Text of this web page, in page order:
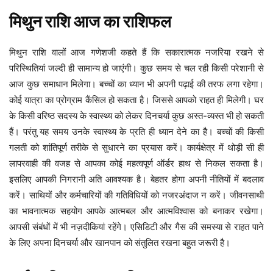
मिथुनराशिआजकाराशिफल
मिथुन राशि वालों आज गणेशजी कहते हैं कि सकारात्मक नजरिया रखने से
परिस्थितियां जल्दी ही सामान्य हो जाएंगी। कुछ समय से चल रही किसी परेशानी से
आज कुछ समाधान मिलेगा। बच्चों का ध्यान भी अपनी पढ़ाई की तरफ लगा रहेगा।
कोई यात्रा का प्रोग्राम कैंसिल हो सकता है। जिससे आपको राहत ही मिलेगी। घर
के किसी वरिष्ठ सदस्य के स्वास्थ्य को लेकर दिनचर्या कुछ अस्त-व्यस्त भी हो सकती
हैं। परंतु यह समय उनके स्वास्थ्य के प्रति ही ध्यान देने का है। बच्चों की किसी
गलती को शांतिपूर्ण तरीके से सुधारने का प्रयास करें। कार्यक्षेत्र में थोड़ी सी ही
लापरवाही की वजह से आपका कोई महत्वपूर्ण ऑर्डर हाथ से निकल सकता है।
इसलिए आपकी निगरानी अति आवश्यक है। बेहतर होगा अपनी नीतियों में बदलाव
करें। साथियों और कर्मचारियों की गतिविधियों को नजरअंदाज न करें। जीवनसाथी
का भावनात्मक सहयोग आपके आत्मबल और आत्मविश्वास को बनाकर रखेगा।
आपसी संबंधों में भी नज़दीकियां रहेंगे। एसिडिटी और गैस की समस्या से राहत पाने
के लिए अपना दिनचर्या और खानपान को संतुलित रखना बहुत जरूरी है।